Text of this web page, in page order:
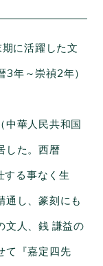
に活躍した文
年～崇禎2年）
中華人民共和国
した。西暦
る事なく生
通し、篆刻にも
文人、銭 謙益の
て『嘉定四先